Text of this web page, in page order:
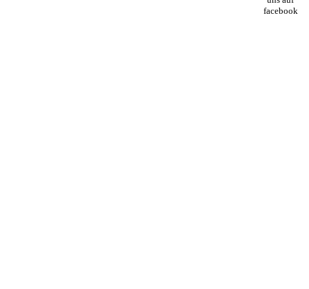
facebook